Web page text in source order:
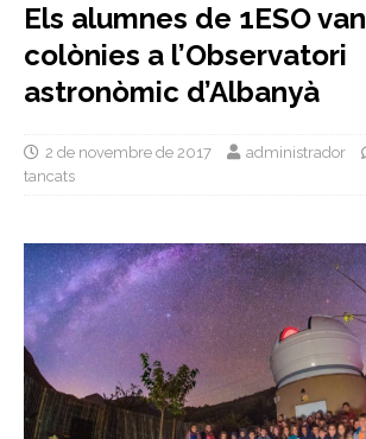
Els alumnes de 1ESO
colònies a l’Observatori
astronòmic d’Albanyà
2 de novembre de 2017 administrador
tancats